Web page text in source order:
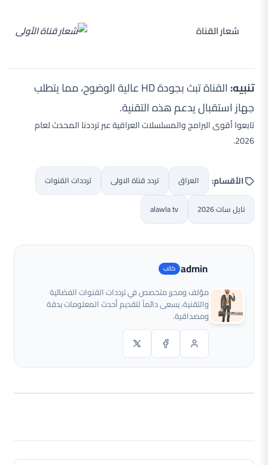
شعار القناة
تنبيه:
القناة تبث بجودة HD عالية الوضوح، مما يتطلب
جهاز استقبال يدعم هذه التقنية.
تابعوا أقوى البرامج والمسلسلات العراقية عبر ترددنا المحدث لعام
2026.
الأقسام: العراق تردد قناة الاولى ترددات القنوات
نايل سات 2026 alawla tv
admin
مؤلف ومحرر متخصص في ترددات القنوات الفضائية
والتقنية، يسعى دائماً لتقديم أحدث المعلومات بدقة
ومصداقية.